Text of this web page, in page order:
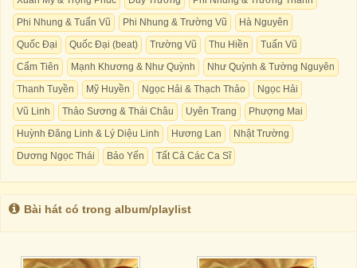
Phi Nhung & Tuấn Vũ
Phi Nhung & Trường Vũ
Hà Nguyên
Quốc Đại
Quốc Đại (beat) Trường Vũ Thu Hiền
Tuấn Vũ
Cẩm Tiên
Mạnh Khương & Như Quỳnh
Như Quỳnh & Tường Nguyên
Thanh Tuyền
Mỹ Huyền Ngọc Hải & Thạch Thảo
Ngọc Hải
Vũ Linh
Thảo Sương & Thái Châu Uyên Trang
Phượng Mai
Huỳnh Đăng Linh & Lý Diệu Linh
Hương Lan
Nhật Trường
Dương Ngọc Thái
Bảo Yến Tất Cả Các Ca Sĩ
Bài hát có trong album/playlist